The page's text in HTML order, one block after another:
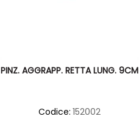
PINZ. AGGRAPP. RETTA LUNG. 9CM
Codice: 152002